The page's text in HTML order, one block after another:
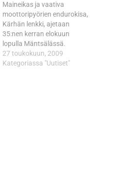
Maineikas ja vaativa
moottoripyörien endurokisa,
Kärhän lenkki, ajetaan
35:nen kerran elokuun
lopulla Mäntsälässä.
Järjestäjänä on Mäntsälän
Moottorikerho.
27 toukokuun, 2009
Kategoriassa "Uutiset"